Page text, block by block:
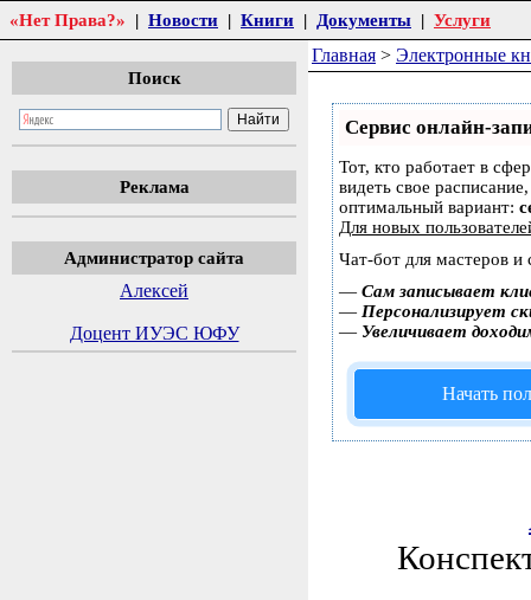
«Нет Права?» | Новости | Книги | Документы | Услуги
Поиск
Реклама
Администратор сайта
Алексей
Доцент ИУЭС ЮФУ
Главная > Электронные
Сервис онлайн-
Тот, кто работает в
видеть свое
оптимальный вариант:
Для новых
Чат-бот для мастеров и
— Сам записывает
— Персонализирует
— Увеличивает
Начать